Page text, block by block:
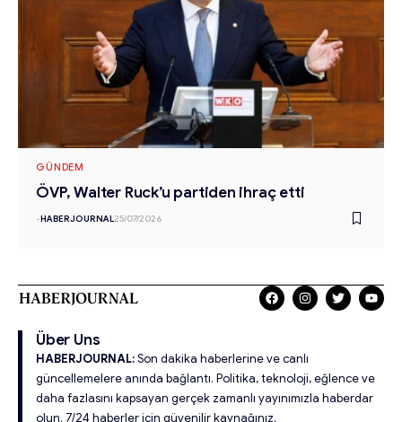
GÜNDEM
ÖVP, Walter Ruck’u partiden ihraç etti
-HABERJOURNAL25/07/2026
Über Uns
HABERJOURNAL:Son dakika haberlerine ve canlı
güncellemelere anında bağlantı. Politika, teknoloji, eğlence ve
daha fazlasını kapsayan gerçek zamanlı yayınımızla haberdar
olun. 7/24 haberler için güvenilir kaynağınız.